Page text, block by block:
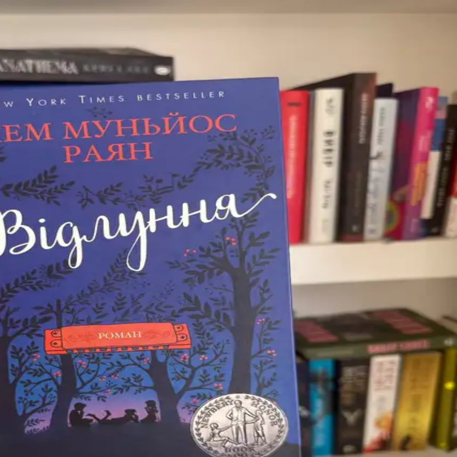
діаспорної літератури
мрію
у води світу